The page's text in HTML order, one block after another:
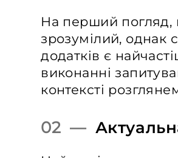
На перший погляд,
зрозумілий, однак
додатків є
виконанні
контексті
02 —